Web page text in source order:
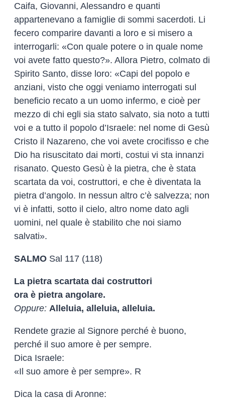
Caifa, Giovanni, Alessandro e quanti
appartenevano a famiglie di sommi sacerdoti. Li
fecero comparire davanti a loro e si misero a
interrogarli: «Con quale potere o in quale nome
voi avete fatto questo?». Allora Pietro, colmato di
Spirito Santo, disse loro: «Capi del popolo e
anziani, visto che oggi veniamo interrogati sul
beneficio recato a un uomo infermo, e cioè per
mezzo di chi egli sia stato salvato, sia noto a tutti
voi e a tutto il popolo d’Israele: nel nome di Gesù
Cristo il Nazareno, che voi avete crocifisso e che
Dio ha risuscitato dai morti, costui vi sta innanzi
risanato. Questo Gesù è la pietra, che è stata
scartata da voi, costruttori, e che è diventata la
pietra d’angolo. In nessun altro c’è salvezza; non
vi è infatti, sotto il cielo, altro nome dato agli
uomini, nel quale è stabilito che noi siamo
salvati».
SALMO Sal 117 (118)
La pietra scartata dai costruttori
ora è pietra angolare.
Oppure: Alleluia, alleluia, alleluia.
Rendete grazie al Signore perché è buono,
perché il suo amore è per sempre.
Dica Israele:
«Il suo amore è per sempre». R
Dica la casa di Aronne: